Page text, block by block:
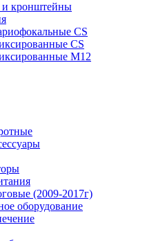
и кронштейны
CS
CS
М12
(2009-2017г)
оборудование